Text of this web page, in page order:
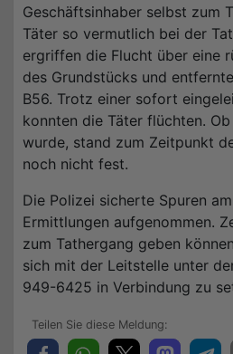
Geschäftsinhaber selbst zum
Täter so vermutlich bei der
ergriffen die Flucht über eine
des Grundstücks und
B56. Trotz einer sofort
konnten die Täter flüchten.
wurde, stand zum Zeitpunkt
noch nicht fest.
Die Polizei sicherte Spuren
Ermittlungen aufgenommen.
zum Tathergang geben
sich mit der Leitstelle unter
949-6425 in Verbindung zu